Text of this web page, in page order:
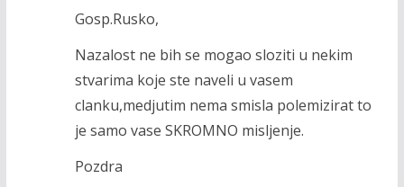
Gosp.Rusko,
Nazalost ne bih se mogao sloziti u nekim
stvarima koje ste naveli u vasem
clanku,medjutim nema smisla polemizirat to
je samo vase SKROMNO misljenje.
Pozdra